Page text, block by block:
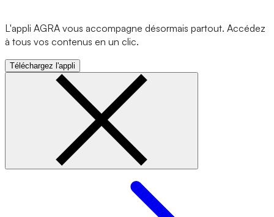
L'appli AGRA vous accompagne désormais partout. Accédez
à tous vos contenus en un clic.
Téléchargez l'appli